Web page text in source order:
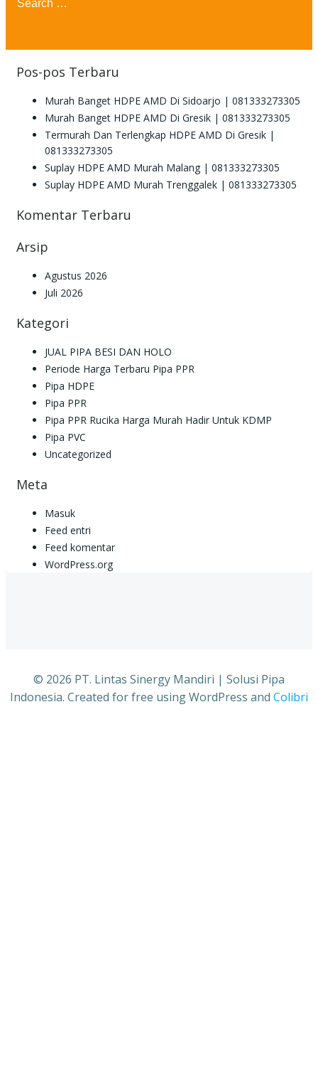
for:
Pos-pos Terbaru
Murah Banget HDPE AMD Di Sidoarjo | 081333273305
Murah Banget HDPE AMD Di Gresik | 081333273305
Termurah Dan Terlengkap HDPE AMD Di Gresik |
081333273305
Suplay HDPE AMD Murah Malang | 081333273305
Suplay HDPE AMD Murah Trenggalek | 081333273305
Komentar Terbaru
Arsip
Agustus 2026
Juli 2026
Kategori
JUAL PIPA BESI DAN HOLO
Periode Harga Terbaru Pipa PPR
Pipa HDPE
Pipa PPR
Pipa PPR Rucika Harga Murah Hadir Untuk KDMP
Pipa PVC
Uncategorized
Meta
Masuk
Feed entri
Feed komentar
WordPress.org
© 2026 PT. Lintas Sinergy Mandiri | Solusi Pipa
Indonesia. Created for free using WordPress and Colibri